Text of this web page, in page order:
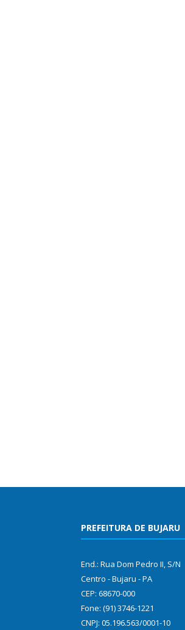
PREFEITURA DE BUJARU
End.: Rua Dom Pedro II, S/N
Centro - Bujaru - PA
CEP: 68670-000
Fone: (91) 3746-1221
CNPJ: 05.196.563/0001-10